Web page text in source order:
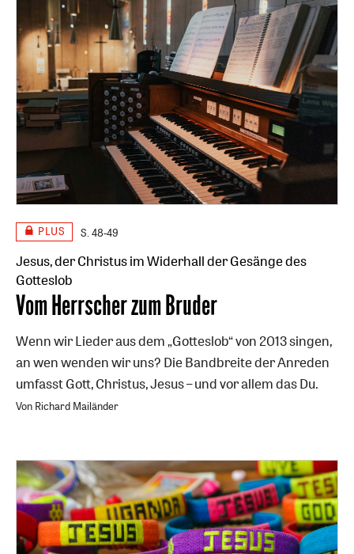
PLUS S. 48-49
Jesus, der Christus im Widerhall der Gesänge des
Gotteslob
:
Vom Herrscher zum Bruder
Wenn wir Lieder aus dem „Gotteslob“ von 2013 singen,
an wen wenden wir uns? Die Bandbreite der Anreden
umfasst Gott, Christus, Jesus – und vor allem das Du.
Von Richard Mailänder